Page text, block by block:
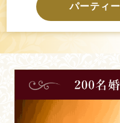
パーティ